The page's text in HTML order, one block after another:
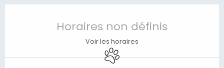
Horaires non définis
Voir les horaires
Animaux acceptés